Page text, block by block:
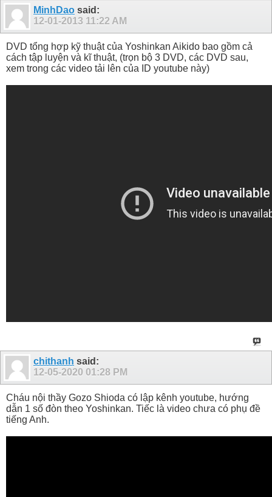
MinhDao said:
12-01-2013 11:22 AM
DVD tổng hợp kỹ thuật của Yoshinkan Aikido bao gồm cả
cách tập luyện và kĩ thuật, (trọn bộ 3 DVD, các DVD sau,
xem trong các video tải lên của ID youtube này)
chithanh said:
12-05-2020 01:28 PM
Cháu nội thầy Gozo Shioda có lập kênh youtube, hướng
dẫn 1 số đòn theo Yoshinkan. Tiếc là video chưa có phụ đề
tiếng Anh.